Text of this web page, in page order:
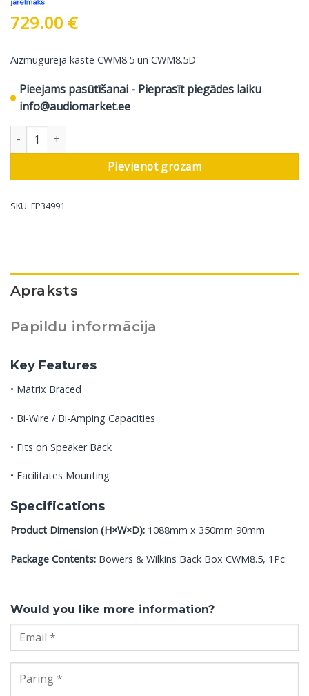
729.00 €
Aizmugurējā kaste CWM8.5 un CWM8.5D
Pieejams pasūtīšanai - Pieprasīt piegādes laiku
info@audiomarket.ee
Bowers & Wilkins aizmugures kaste CWM8.5, 1 gab daudzums
Pievienot grozam
SKU: FP34991
Apraksts
Papildu informācija
Key Features
• Matrix Braced
• Bi-Wire / Bi-Amping Capacities
• Fits on Speaker Back
• Facilitates Mounting
Specifications
Product Dimension (H×W×D): 1088mm x 350mm 90mm
Package Contents: Bowers & Wilkins Back Box CWM8.5, 1Pc
Would you like more information?